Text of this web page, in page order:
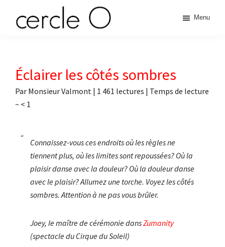
principale
O
érotique
Menu
Éclairer les côtés sombres
Par Monsieur Valmont | 1 461 lectures | Temps de lecture
~ < 1
Connaissez-vous ces endroits où les règles ne
tiennent plus, où les limites sont repoussées? Où la
plaisir danse avec la douleur? Où la douleur danse
avec le plaisir? Allumez une torche. Voyez les côtés
sombres. Attention à ne pas vous brûler.
Joey, le maître de cérémonie dansZumanity
(spectacle du Cirque du Soleil)